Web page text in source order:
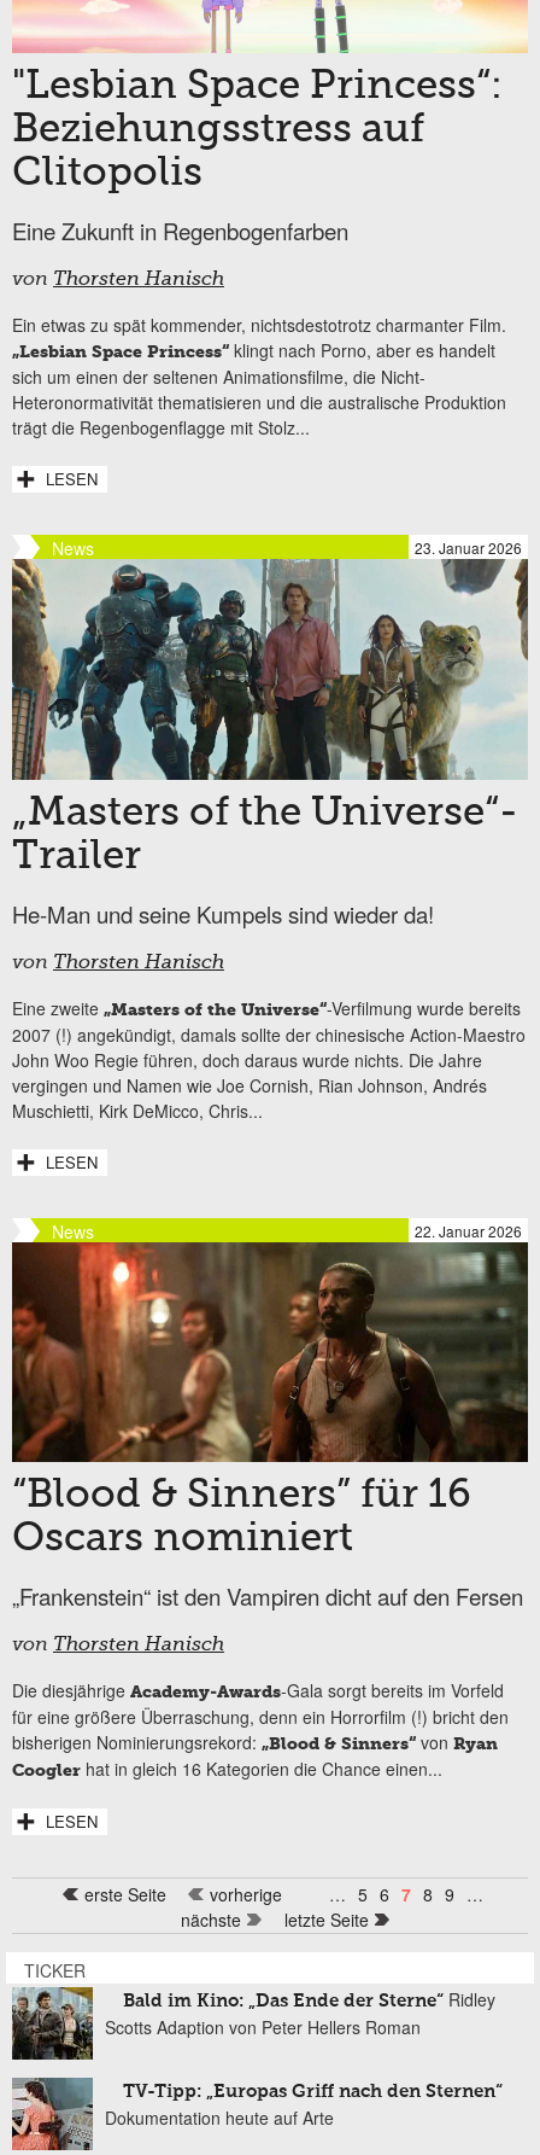
"Lesbian Space Princess“:
Beziehungsstress auf
Clitopolis
Eine Zukunft in Regenbogenfarben
von Thorsten Hanisch
Ein etwas zu spät kommender, nichtsdestotrotz charmanter Film.
„Lesbian Space Princess“ klingt nach Porno, aber es handelt
sich um einen der seltenen Animationsfilme, die Nicht-
Heteronormativität thematisieren und die australische Produktion
trägt die Regenbogenflagge mit Stolz...
LESEN
News 23. Januar 2026
„Masters of the Universe“-
Trailer
He-Man und seine Kumpels sind wieder da!
von Thorsten Hanisch
Eine zweite „Masters of the Universe“-Verfilmung wurde bereits
2007 (!) angekündigt, damals sollte der chinesische Action-Maestro
John Woo Regie führen, doch daraus wurde nichts. Die Jahre
vergingen und Namen wie Joe Cornish, Rian Johnson, Andrés
Muschietti, Kirk DeMicco, Chris...
LESEN
News 22. Januar 2026
“Blood & Sinners” für 16
Oscars nominiert
„Frankenstein“ ist den Vampiren dicht auf den Fersen
von Thorsten Hanisch
Die diesjährige Academy-Awards-Gala sorgt bereits im Vorfeld
für eine größere Überraschung, denn ein Horrorfilm (!) bricht den
bisherigen Nominierungsrekord: „Blood & Sinners“ von Ryan
Coogler hat in gleich 16 Kategorien die Chance einen...
LESEN
Seitenerste Seite vorherige … 5 6 7 8 9 …
nächste
letzte Seite
TICKER
Bald im Kino: „Das Ende der Sterne“ Ridley
Scotts Adaption von Peter Hellers Roman
TV-Tipp: „Europas Griff nach den Sternen“
Dokumentation heute auf Arte